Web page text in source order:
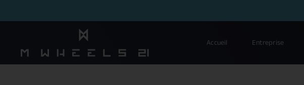
Accueil Entreprise